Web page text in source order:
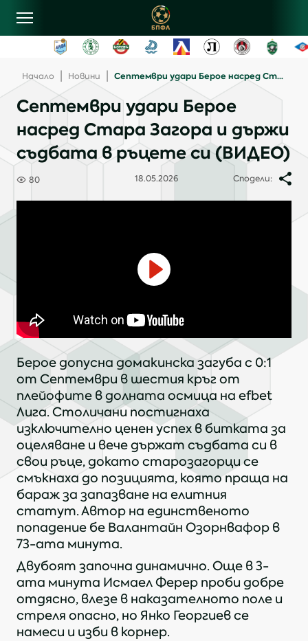
Начало Новини Септември удари Берое насред Стара Загора и държи съдбата в ръцете си (ВИДЕО)
Септември удари Берое
насред Стара Загора и държи
съдбата в ръцете си (ВИДЕО)
80 18.05.2026 Сподели:
Берое допусна домакинска загуба с 0:1
от Септември в шестия кръг от
плейофите в долната осмица на efbet
Лига. Столичани постигнаха
изключително ценен успех в битката за
оцеляване и вече държат съдбата си в
свои ръце, докато старозагорци се
смъкнаха до позицията, която праща на
бараж за запазване на елитния
статут. Автор на единственото
попадение бе Валантайн Озорнвафор в
73-ата минута.
Двубоят започна динамично. Още в 3-
ата минута Исмаел Ферер проби добре
отдясно, влезе в наказателното поле и
стреля опасно, но Янко Георгиев се
намеси и изби в корнер.